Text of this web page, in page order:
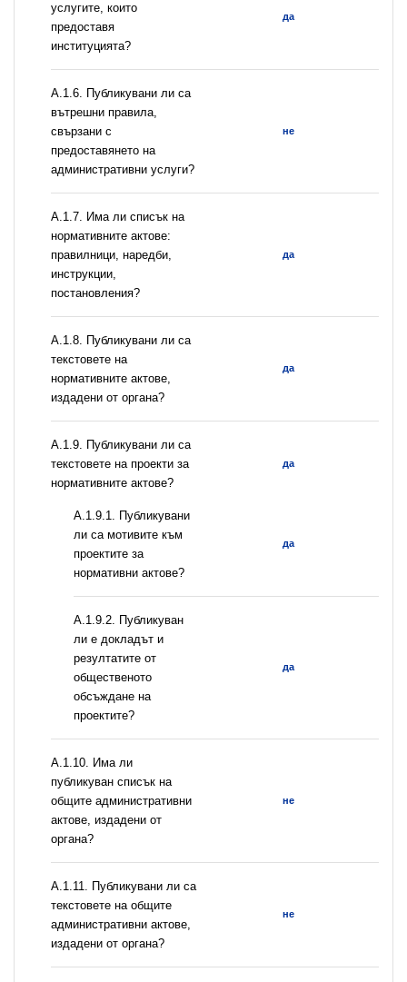
услугите, които
предоставя
институцията?
да
А.1.6. Публикувани ли са
вътрешни правила,
свързани с
предоставянето на
административни услуги?
не
А.1.7. Има ли списък на
нормативните актове:
правилници, наредби,
инструкции,
постановления?
да
А.1.8. Публикувани ли са
текстовете на
нормативните актове,
издадени от органа?
да
А.1.9. Публикувани ли са
текстовете на проекти за
нормативните актове?
да
А.1.9.1. Публикувани
ли са мотивите към
проектите за
нормативни актове?
да
А.1.9.2. Публикуван
ли е докладът и
резултатите от
общественото
обсъждане на
проектите?
да
А.1.10. Има ли
публикуван списък на
общите административни
актове, издадени от
органа?
не
А.1.11. Публикувани ли са
текстовете на общите
административни актове,
издадени от органа?
не